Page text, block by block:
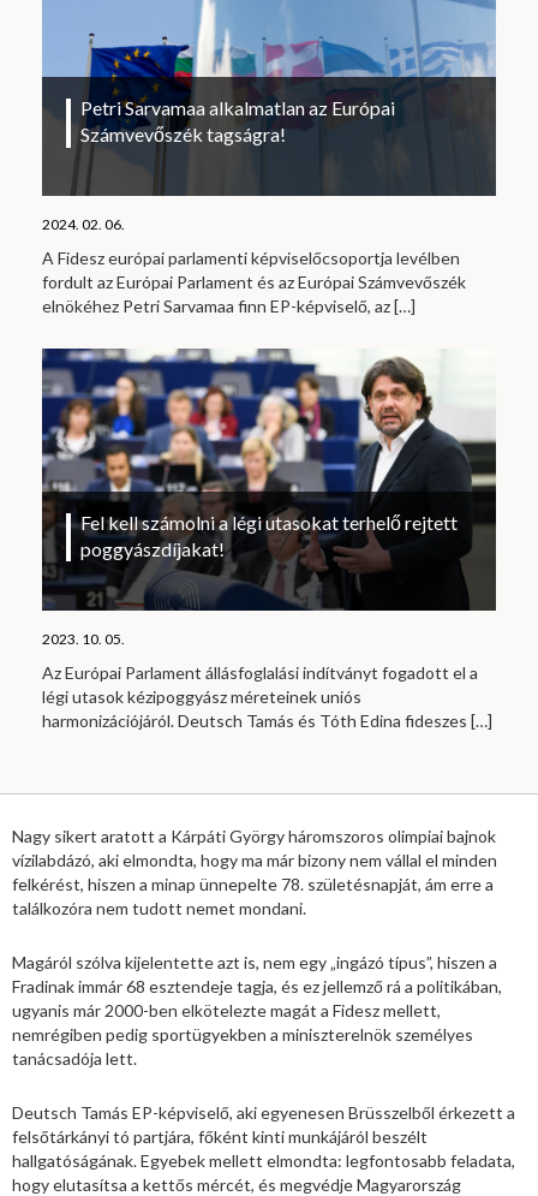
Petri Sarvamaa alkalmatlan az Európai
Számvevőszék tagságra!
2024. 02. 06.
A Fidesz európai parlamenti képviselőcsoportja levélben
fordult az Európai Parlament és az Európai Számvevőszék
elnökéhez Petri Sarvamaa finn EP-képviselő, az[…]
Fel kell számolni a légi utasokat terhelő rejtett
poggyászdíjakat!
2023. 10. 05.
Az Európai Parlament állásfoglalási indítványt fogadott el a
légi utasok kézipoggyász méreteinek uniós
harmonizációjáról. Deutsch Tamás és Tóth Edina fideszes […]
Nagy sikert aratott a Kárpáti György háromszoros olimpiai bajnok
vízilabdázó, aki elmondta, hogy ma már bizony nem vállal el minden
felkérést, hiszen a minap ünnepelte 78. születésnapját, ám erre a
találkozóra nem tudott nemet mondani.
Magáról szólva kijelentette azt is, nem egy „ingázó típus”, hiszen a
Fradinak immár 68 esztendeje tagja, és ez jellemző rá a politikában,
ugyanis már 2000-ben elkötelezte magát a Fidesz mellett,
nemrégiben pedig sportügyekben a miniszterelnök személyes
tanácsadója lett.
Deutsch Tamás EP-képviselő, aki egyenesen Brüsszelből érkezett a
felsőtárkányi tó partjára, főként kinti munkájáról beszélt
hallgatóságának. Egyebek mellett elmondta: legfontosabb feladata,
hogy elutasítsa a kettős mércét, és megvédje Magyarország